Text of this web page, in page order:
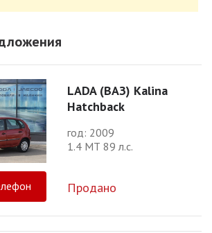
LADA (ВАЗ) Kalina
Hatchback
год: 2009
1.4 МТ 89 л.с.
Продано